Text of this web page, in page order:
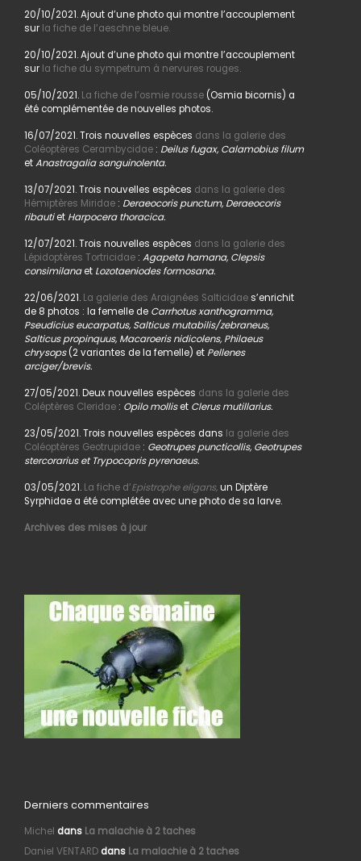
20/10/2021. Ajout d’une photo qui montre l’accouplement
sur la fiche de l’aeschne bleue.
20/10/2021. Ajout d’une photo qui montre l’accouplement
sur la fiche du sympetrum à nervures rouges.
05/10/2021. La fiche de l’osmie rousse(Osmia bicornis) a
été complémentée de nouvelles photos.
16/07/2021. Trois nouvelles espèces dans la galerie des
Coléoptères Cerambycidae: Deilus fugax, Calamobius filum
etAnastragalia sanguinolenta.
13/07/2021. Trois nouvelles espèces dans la galerie des
Hémiptères Miridae: Deraeocoris punctum, Deraeocoris
ribautiet Harpocera thoracica.
12/07/2021. Trois nouvelles espèces dans la galerie des
Lépidoptères Tortricidae: Agapeta hamana, Clepsis
consimilanaet Lozotaeniodes formosana.
22/06/2021. La galerie des Araignées Salticidaes’enrichit
de 8 photos : la femelle de Carrhotus xanthogramma,
Pseudicius eucarpatus, Salticus mutabilis/zebraneus,
Salticus propinquus, Macaroeris nidicolens, Philaeus
chrysops(2 variantes de la femelle) et Pellenes
arciger/brevis.
27/05/2021. Deux nouvelles espèces dans la galerie des
Coléptères Cleridae: Opilo molliset Clerus mutillarius.
23/05/2021. Trois nouvelles espèces dans la galerie des
Coléoptères Geotrupidae: Geotrupes puncticollis, Geotrupes
stercorarius et Trypocopris pyrenaeus.
03/05/2021. La fiche d’Epistrophe eligans,un Diptère
Syrphidae a été complétée avec une photo de sa larve.
Archives des mises à jour
Derniers commentaires
Michel dans La malachie à 2 taches
Daniel VENTARDdans La malachie à 2 taches